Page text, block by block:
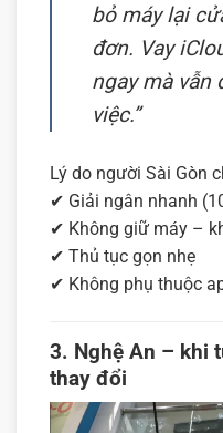
bỏ máy lại
đơn. Vay
ngay mà vẫn
việc.”
Lý do người Sài Gòn
✔ Giải ngân nhanh
✔ Không giữ máy –
✔ Thủ tục gọn nhẹ
✔ Không phụ thuộc
3. Nghệ An – khi
thay đổi